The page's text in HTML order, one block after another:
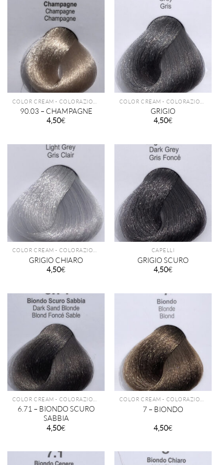
90.03 – CHAMPAGNE
4,50€
GRIGIO
4,50€
COLOR CREAM - COLORAZIONE PERMANENTE TECHNIQUE
GRIGIO CHIARO
4,50€
CAPELLI
GRIGIO SCURO
4,50€
COLOR CREAM - COLORAZIONE PERMANENTE TECHNIQUE
6.71 – BIONDO SCURO
SABBIA
4,50€
COLOR CREAM - COLORAZIONE PERMANENTE TECHNIQUE
7 – BIONDO
4,50€